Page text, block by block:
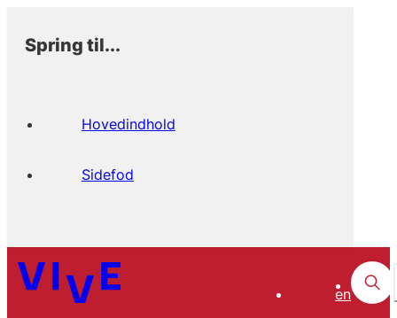
Spring til...
Hovedindhold
Sidefod
en